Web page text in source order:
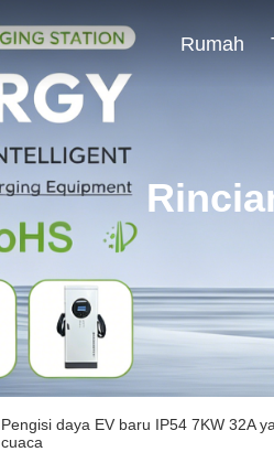
Rumah
Pengisi daya EV baru IP54 7KW 32A
cuaca